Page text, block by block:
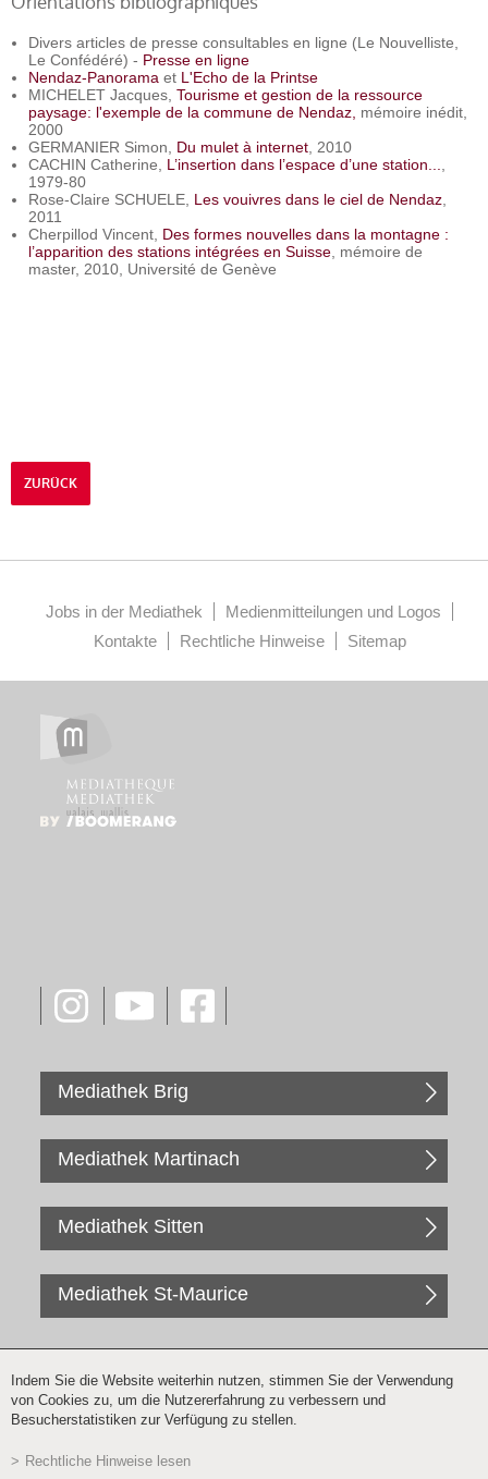
Divers articles de presse consultables en ligne (Le Nouvelliste,
Le Confédéré) - Presse en ligne
Nendaz-Panorama et L'Echo de la Printse
MICHELET Jacques, Tourisme et gestion de la ressource
paysage: l'exemple de la commune de Nendaz, mémoire inédit,
2000
GERMANIER Simon, Du mulet à internet , 2010
CACHIN Catherine, L’insertion dans l’espace d’une station...
1979-80
Rose-Claire SCHUELE, Les vouivres dans le ciel de Nendaz
2011
Cherpillod Vincent, Des formes nouvelles dans la montagne :
l’apparition des stations intégrées en Suisse , mémoire de
master, 2010, Université de Genève
ZURÜCK
Jobs in der Mediathek
Medienmitteilungen und Logos
Kontakte
Rechtliche Hinweise Sitemap
Mediathek Brig
Mediathek Martinach
Mediathek Sitten
Mediathek St-Maurice
Indem Sie die Website weiterhin nutzen, stimmen Sie der Verwendung
von Cookies zu, um die Nutzererfahrung zu verbessern und
Besucherstatistiken zur Verfügung zu stellen.
Rechtliche Hinweise lesen